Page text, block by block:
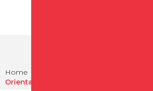
Home
Orientaalse Proeverij